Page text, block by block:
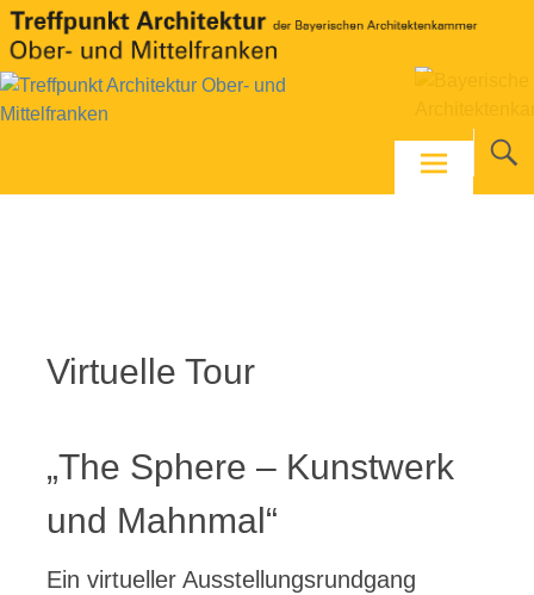
Skip
to
content
Virtuelle Tour
„The Sphere – Kunstwerk
und Mahnmal“
Ein virtueller Ausstellungsrundgang